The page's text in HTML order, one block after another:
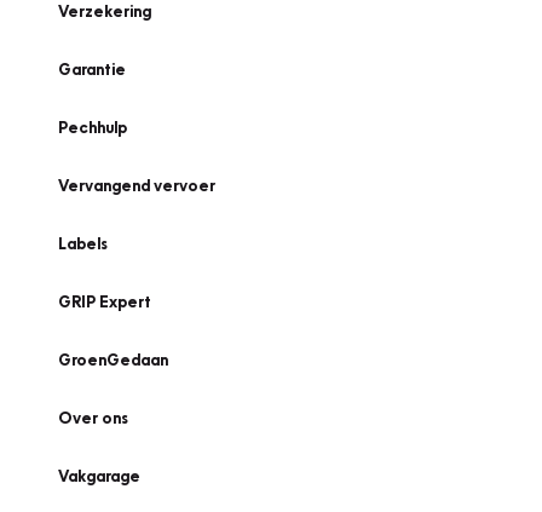
Verzekering
Garantie
Pechhulp
Vervangend vervoer
Labels
GRIP Expert
GroenGedaan
Over ons
Vakgarage